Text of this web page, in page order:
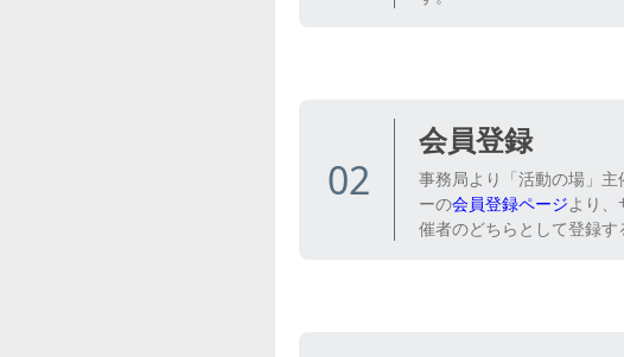
02
会員登録
事務局より「活動の場」
ーの会員登録ページより
催者のどちらとして登録す